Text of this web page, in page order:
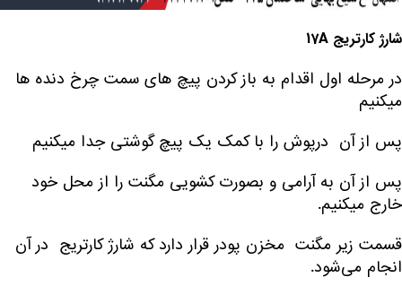
شارژ کارتریج 17A
در مرحله اول اقدام به باز کردن پیچ های سمت چرخ دنده ها
میکنیم
پس از آن درپوش را با کمک یک پیچ گوشتی جدا میکنیم
پس از آن به آرامی و بصورت کشویی مگنت را از محل خود
خارج میکنیم.
قسمت زیر مگنت مخزن پودر قرار دارد که شارژ کارتریج در آن
انجام می‌شود.